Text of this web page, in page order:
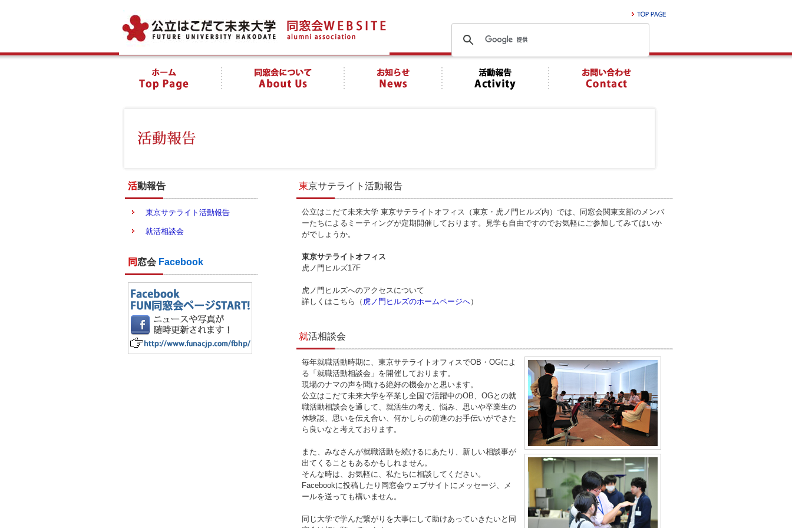
活動報告
東京サテライト活動報告
就活相談会
同窓会 Facebook
東京サテライト活動報告
公立はこだて未来大学 東京サテライトオフィス（東京・虎ノ門ヒルズ内）では、同窓会関東支部のメンバ
ーたちによるミーティングが定期開催しております。見学も自由ですのでお気軽にご参加してみてはいか
がでしょうか。
東京サテライトオフィス
虎ノ門ヒルズ17F
虎ノ門ヒルズへのアクセスについて
詳しくはこちら（ 虎ノ門ヒルズのホームページへ）
就活相談会
毎年就職活動時期に、東京サテライトオフィスでOB・OGによ
る「就職活動相談会」を開催しております。
現場のナマの声を聞ける絶好の機会かと思います。
公立はこだて未来大学を卒業し全国で活躍中のOB、OGとの就
職活動相談会を通して、就活生の考え、悩み、思いや卒業生の
体験談、思いを伝え合い、何かしらの前進のお手伝いができた
ら良いなと考えております。
また、みなさんが就職活動を続けるにあたり、新しい相談事が
出てくることもあるかもしれません。
そんな時は、お気軽に、私たちに相談してください。
Facebookに投稿したり同窓会ウェブサイトにメッセージ、メ
ールを送っても構いません。
同じ大学で学んだ繋がりを大事にして助けあっていきたいと同